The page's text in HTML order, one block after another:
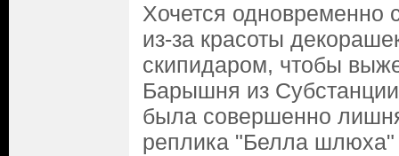
Хочется одновременно
из-за красоты
скипидаром, чтобы
Барышня из
была совершенно
реплика "Белла